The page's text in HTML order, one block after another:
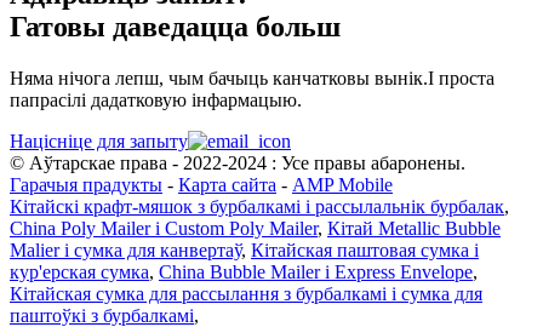
Гатовы даведацца больш
Няма нічога лепш, чым бачыць канчатковы вынік.І проста
папрасілі дадатковую інфармацыю.
Націсніце для запыту
© Аўтарскае права - 2022-2024 : Усе правы абаронены.
Гарачыя прадукты - Карта сайта - AMP Mobile
Кітайскі крафт-мяшок з бурбалкамі і рассылальнік бурбалак,
China Poly Mailer і Custom Poly Mailer, Кітай Metallic Bubble
Malier і сумка для канвертаў, Кітайская паштовая сумка і
кур'ерская сумка, China Bubble Mailer і Express Envelope,
Кітайская сумка для рассылання з бурбалкамі і сумка для
паштоўкі з бурбалкамі,